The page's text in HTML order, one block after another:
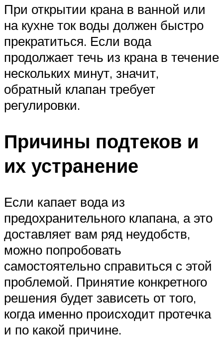
При открытии крана в ванной или
на кухне ток воды должен быстро
прекратиться. Если вода
продолжает течь из крана в течение
нескольких минут, значит,
обратный клапан требует
регулировки.
Причины подтеков и
их устранение
Если капает вода из
предохранительного клапана, а это
доставляет вам ряд неудобств,
можно попробовать
самостоятельно справиться с этой
проблемой. Принятие конкретного
решения будет зависеть от того,
когда именно происходит протечка
и по какой причине.